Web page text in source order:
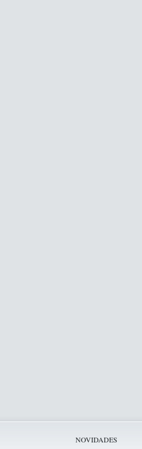
NOVIDADES